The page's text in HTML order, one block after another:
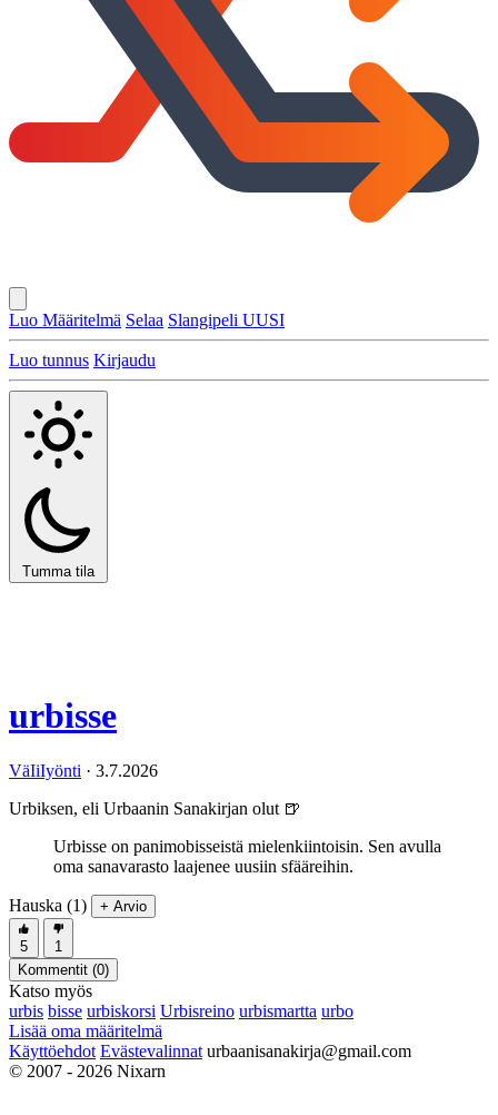
Luo Määritelmä Selaa Slangipeli UUSI
Luo tunnus Kirjaudu
Tumma tila
urbisse
VäIiIyönti · 3.7.2026
Urbiksen, eli Urbaanin Sanakirjan olut 🍺
Urbisse on panimobisseistä mielenkiintoisin. Sen avulla
oma sanavarasto laajenee uusiin sfääreihin.
Hauska (1) + Arvio
5
1
Kommentit (0)
Katso myös
urbis bisse urbiskorsi Urbisreino urbismartta urbo
Lisää oma määritelmä
Käyttöehdot Evästevalinnat urbaanisanakirja@gmail.com
© 2007 - 2026 Nixarn